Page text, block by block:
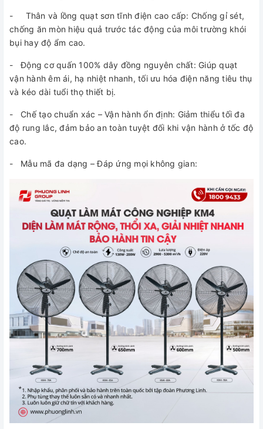
- Thân và lồng quạt sơn tĩnh điện cao cấp: Chống gỉ sét,
chống ăn mòn hiệu quả trước tác động của môi trường khói
bụi hay độ ẩm cao.
- Động cơ quấn 100% dây đồng nguyên chất: Giúp quạt
vận hành êm ái, hạ nhiệt nhanh, tối ưu hóa điện năng tiêu thụ
và kéo dài tuổi thọ thiết bị.
- Chế tạo chuẩn xác – Vận hành ổn định: Giảm thiểu tối đa
độ rung lắc, đảm bảo an toàn tuyệt đối khi vận hành ở tốc độ
cao.
- Mẫu mã đa dạng – Đáp ứng mọi không gian: